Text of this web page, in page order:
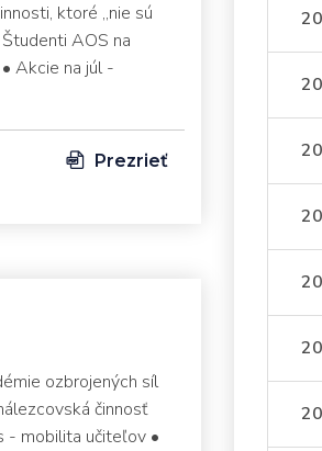
ktoré „nie sú
AOS na
Akcie na júl -
Prezrieť
ozbrojených síl
činnosť
- mobilita učiteľov •